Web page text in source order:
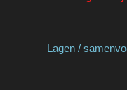
Lagen /